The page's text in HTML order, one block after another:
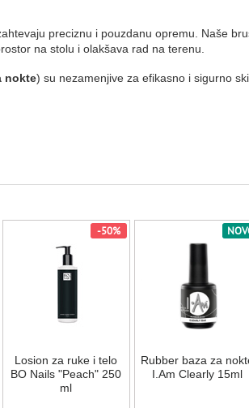
preciznu i pouzdanu opremu. Naše
na stolu i olakšava rad na terenu.
nokte) su nezamenjive za efikasno i sigurno
rezultat.
proizvodi su testirani kako bi osigurali
-50%
Losion za ruke i telo
BO Nails "Peach" 250
ml
Rubber baza za
I.Am Clearly 15ml